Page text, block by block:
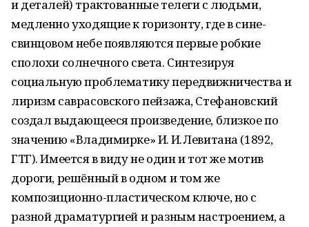
и деталей) трактованные телеги с людьми,
медленно уходящие к горизонту, где в сине-
свинцовом небе появляются первые робкие
сполохи солнечного света. Синтезируя
социальную проблематику передвижничества и
лиризм саврасовского пейзажа, Стефановский
создал выдающееся произведение, близкое по
значению «Владимирке» И. И. Левитана (1892,
ГТГ). Имеется в виду не один и тот же мотив
дороги, решённый в одном и том же
композиционно-пластическом ключе, но с
разной драматургией и разным настроением, а